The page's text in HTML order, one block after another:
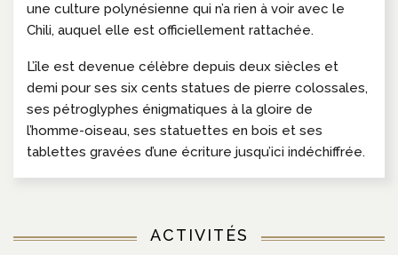
une culture polynésienne qui n’a rien à voir avec le
Chili, auquel elle est officiellement rattachée.
L’île est devenue célèbre depuis deux siècles et
demi pour ses six cents statues de pierre colossales,
ses pétroglyphes énigmatiques à la gloire de
l’homme-oiseau, ses statuettes en bois et ses
tablettes gravées d’une écriture jusqu’ici indéchiffrée.
ACTIVITÉS